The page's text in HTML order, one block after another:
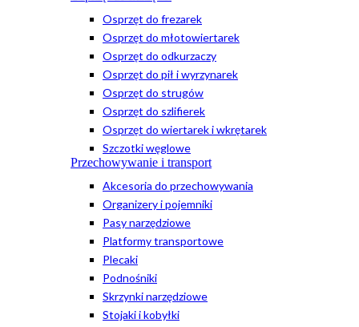
Osprzęt do frezarek
Osprzęt do młotowiertarek
Osprzęt do odkurzaczy
Osprzęt do pił i wyrzynarek
Osprzęt do strugów
Osprzęt do szlifierek
Osprzęt do wiertarek i wkrętarek
Szczotki węglowe
Przechowywanie i transport
Akcesoria do przechowywania
Organizery i pojemniki
Pasy narzędziowe
Platformy transportowe
Plecaki
Podnośniki
Skrzynki narzędziowe
Stojaki i kobyłki